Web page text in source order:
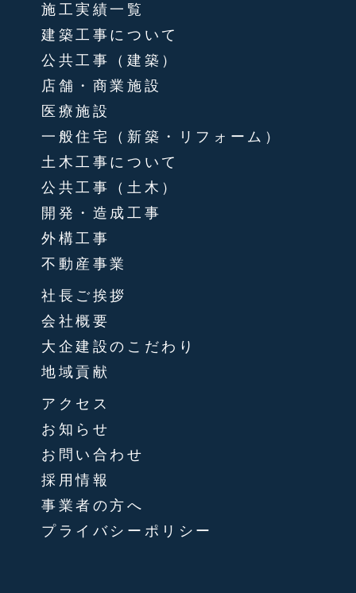
施工実績一覧
建築工事について
公共工事（建築）
店舗・商業施設
医療施設
一般住宅（新築・リフォーム）
土木工事について
公共工事（土木）
開発・造成工事
外構工事
不動産事業
社長ご挨拶
会社概要
大企建設のこだわり
地域貢献
アクセス
お知らせ
お問い合わせ
採用情報
事業者の方へ
プライバシーポリシー